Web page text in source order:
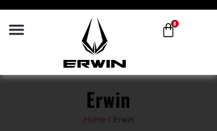
0
Erwin
Home / Erwin